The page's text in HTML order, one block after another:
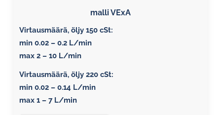
malli VExA
Virtausmäärä, öljy 150 cSt:
min 0.02 – 0.2 L/min
max 2 – 10 L/min
Virtausmäärä, öljy 220 cSt:
min 0.02 – 0.14 L/min
max 1 – 7 L/min